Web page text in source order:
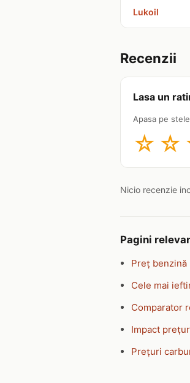
Lukoil
Recenzii
Lasa un
Apasa pe
☆ ☆
Nicio recenzie
Pagini
Preț benzină
Cele mai
Comparator
Impact
Prețuri